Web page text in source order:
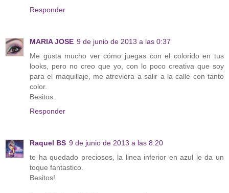
Responder
MARIA JOSE 9 de junio de 2013 a las 0:37
Me gusta mucho ver cómo juegas con el colorido en tus
looks, pero no creo que yo, con lo poco creativa que soy
para el maquillaje, me atreviera a salir a la calle con tanto
color.
Besitos.
Responder
Raquel BS 9 de junio de 2013 a las 8:20
te ha quedado preciosos, la linea inferior en azul le da un
toque fantastico.
Besitos!